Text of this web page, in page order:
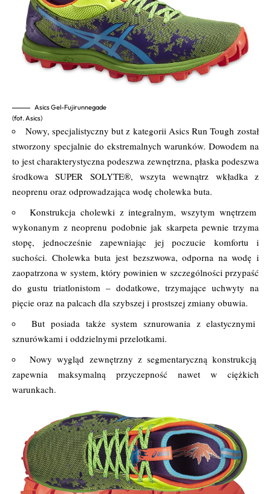
Asics Gel-Fujirunnegade
(fot. Asics)
Nowy, specjalistyczny but z kategorii Asics Run Tough został
stworzony specjalnie do ekstremalnych warunków. Dowodem na
to jest charakterystyczna podeszwa zewnętrzna, płaska podeszwa
środkowa SUPER SOLYTE®, wszyta wewnątrz wkładka z
neoprenu oraz odprowadzająca wodę cholewka buta.
Konstrukcja cholewki z integralnym, wszytym wnętrzem
wykonanym z neoprenu podobnie jak skarpeta pewnie trzyma
stopę, jednocześnie zapewniając jej poczucie komfortu i
suchości. Cholewka buta jest bezszwowa, odporna na wodę i
zaopatrzona w system, który powinien w szczególności przypaść
do gustu triatlonistom – dodatkowe, trzymające uchwyty na
pięcie oraz na palcach dla szybszej i prostszej zmiany obuwia.
But posiada także system sznurowania z elastycznymi
sznurówkami i oddzielnymi przelotkami.
Nowy wygląd zewnętrzny z segmentaryczną konstrukcją
zapewnia maksymalną przyczepność nawet w ciężkich
warunkach.